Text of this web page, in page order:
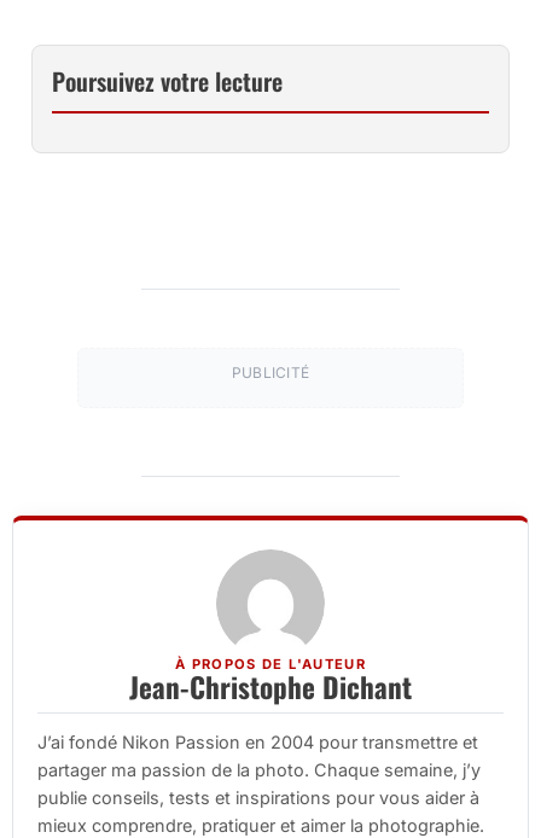
Poursuivez votre lecture
PUBLICITÉ
À PROPOS DE L'AUTEUR
Jean-Christophe Dichant
J’ai fondé Nikon Passion en 2004 pour transmettre et
partager ma passion de la photo. Chaque semaine, j’y
publie conseils, tests et inspirations pour vous aider à
mieux comprendre, pratiquer et aimer la photographie.